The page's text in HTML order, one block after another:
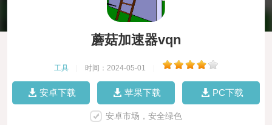
蘑菇加速器vqn
工具 时间：2024-05-01
安卓下载 苹果下载 PC下载
安卓市场，安全绿色